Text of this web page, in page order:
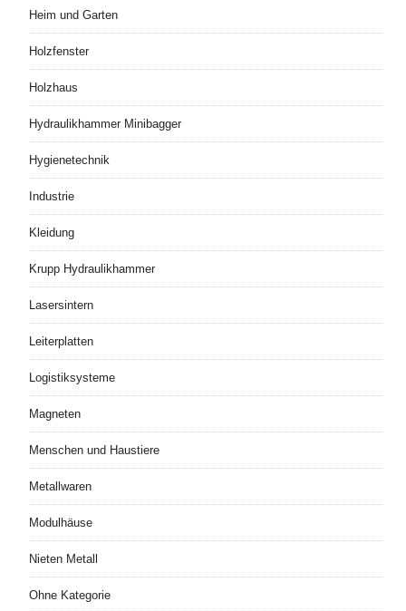
Heim und Garten
Holzfenster
Holzhaus
Hydraulikhammer Minibagger
Hygienetechnik
Industrie
Kleidung
Krupp Hydraulikhammer
Lasersintern
Leiterplatten
Logistiksysteme
Magneten
Menschen und Haustiere
Metallwaren
Modulhäuse
Nieten Metall
Ohne Kategorie